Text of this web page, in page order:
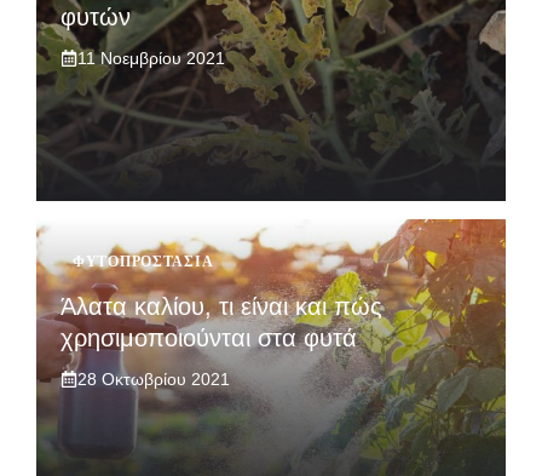
φυτών
11 Νοεμβρίου 2021
ΦΥΤΟΠΡΟΣΤΑΣΊΑ
Άλατα καλίου, τι είναι και πώς
χρησιμοποιούνται στα φυτά
28 Οκτωβρίου 2021